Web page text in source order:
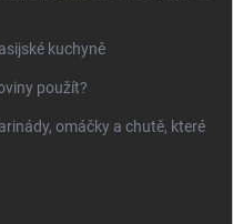
kuchyně
použít?
omáčky a chutě, které